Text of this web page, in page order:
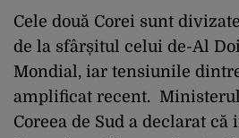
Cele două Corei sunt
de la sfârșitul celui de-Al
Mondial, iar tensiunile
amplificat recent.
Coreea de Sud a declarat că